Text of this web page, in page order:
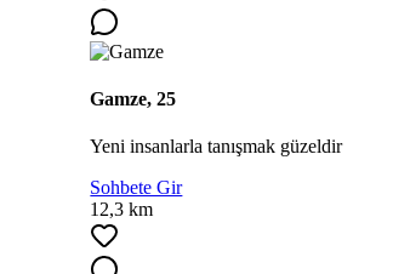
Gamze, 25
Yeni insanlarla tanışmak güzeldir
Sohbete Gir
12,3 km